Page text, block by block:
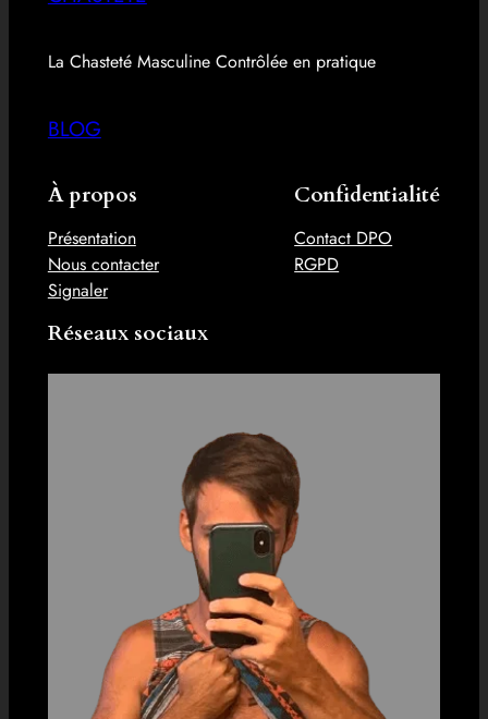
La Chasteté Masculine Contrôlée en pratique
BLOG
À propos
Présentation
Nous contacter
Signaler
Confidentialité
Contact DPO
RGPD
Réseaux sociaux